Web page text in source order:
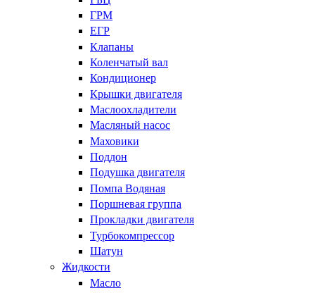
ГРМ
ЕГР
Клапаны
Коленчатый вал
Кондиционер
Крышки двигателя
Маслоохладители
Масляный насос
Маховики
Поддон
Подушка двигателя
Помпа Водяная
Поршневая группа
Прокладки двигателя
Турбокомпрессор
Шатун
Жидкости
Масло